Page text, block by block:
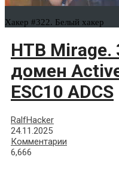
Хакер #322. Белый хакер
HTB
домен
ESC10 ADCS
RalfHacker
24.11.2025
Комментарии
6,666